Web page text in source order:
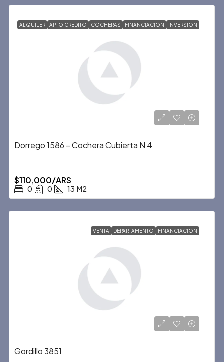
ALQUILER APTO CREDITO COCHERAS FINANCIACION INVERSION
Dorrego 1586 – Cochera Cubierta N 4
$110,000/ARS
0 0 13 M2
VENTA DEPARTAMENTO FINANCIACION
Gordillo 3851